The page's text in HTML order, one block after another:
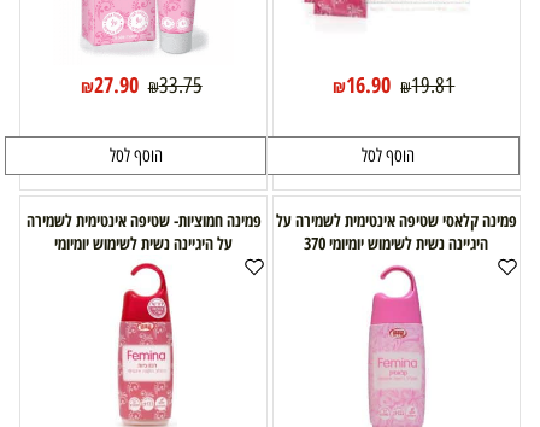
₪19.81
₪16.90
הוסף לסל
₪33.75
₪27.90
הוסף לסל
פמינה קלאסי שטיפה אינטימית לשמירה על
היגיינה נשית לשימוש יומיומי 370
פמינה חמוציות- שטיפה אינטימית לשמירה
על היגיינה נשית לשימוש יומיומי